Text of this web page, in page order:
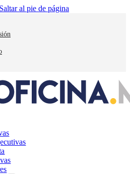
Saltar al pie de página